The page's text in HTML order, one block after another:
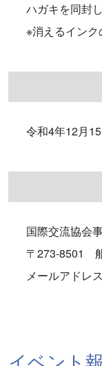
ハガキを同封
※消えるイン
令和4年12月
国際交流協会
〒273-8501
メールアドレ